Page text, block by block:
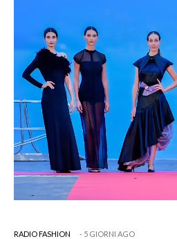
RADIO FASHION 5 GIORNI AGO